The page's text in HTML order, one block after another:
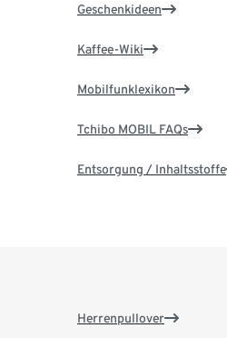
Geschenkideen
Kaffee-Wiki
Mobilfunklexikon
Tchibo MOBIL FAQs
Entsorgung / Inhaltsstoffe
Herrenpullover